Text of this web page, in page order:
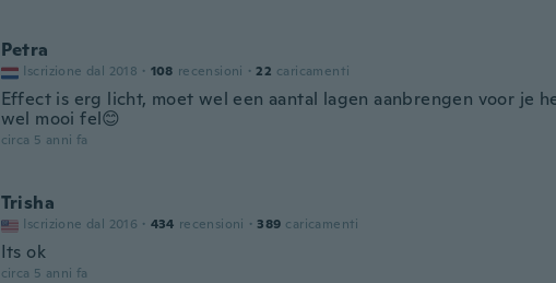
Petra
Iscrizione dal 2018 · 108 recensioni · 22 caricamenti
Effect is erg licht, moet wel een aantal lagen aanbrengen voor je
wel mooi fel😊
circa 5 anni fa
Trisha
Iscrizione dal 2016 · 434 recensioni · 389 caricamenti
Its ok
circa 5 anni fa